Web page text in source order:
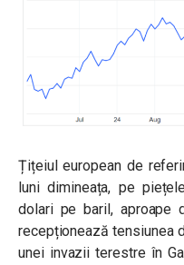
Țițeiul european de
luni dimineața, pe
dolari pe baril, aproape
recepționează tensiunea
unei invazii terestre în